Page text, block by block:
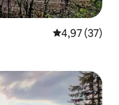
4,97 (37)